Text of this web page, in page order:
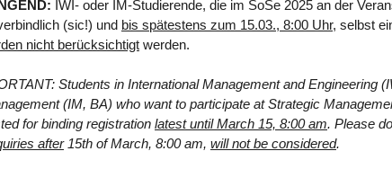
IWI- oder IM-Studierende, die im SoSe 2025 an der
(sic!) und bis spätestens zum 15.03., 8:00 Uhr, selbst
nicht berücksichtigt werden.
: Students in International Management and Engineering
(IM, BA) who want to participate at Strategic
for binding registration latest until March 15, 8:00 am. Please
after15th of March, 8:00 am, will not be considered.